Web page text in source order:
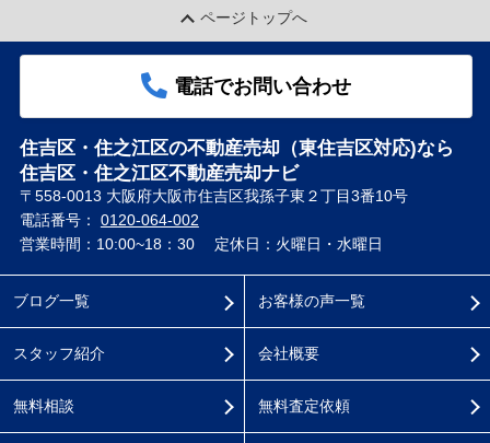
ページトップへ
電話でお問い合わせ
住吉区・住之江区の不動産売却（東住吉区対応)なら
住吉区・住之江区不動産売却ナビ
〒558-0013 大阪府大阪市住吉区我孫子東２丁目3番10号
電話番号： 0120-064-002
営業時間：10:00~18：30
定休日：火曜日・水曜日
ブログ一覧
スタッフ紹介
無料相談
お客様の声一覧
会社概要
無料査定依頼